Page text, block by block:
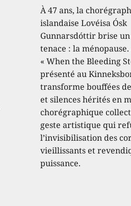
À 47 ans, la
islandaise Lovéisa Ósk
Gunnarsdóttir brise
tenace : la ménopause.
« When the Bleeding
présenté au
transforme bouffées
et silences hérités en
chorégraphique
geste artistique qui
l’invisibilisation des
vieillissants et
puissance.